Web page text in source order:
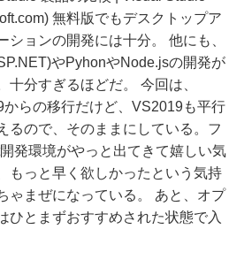
無料版でもデスクトップア
ションの開発には十分。 他にも、
やPyhonやNode.jsの開発が
十分すぎるほどだ。 今回は、
からの移行だけど、VS2019も平行
るので、そのままにしている。フ
発環境がやっと出てきて嬉しい気
もっと早く欲しかったという気持
ゃまぜになっている。 あと、オプ
ひとまずおすすめされた状態で入